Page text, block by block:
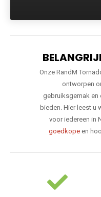
Onze RandM
ontworpen
gebruiksgemak en
bieden. Hier leest u
voor iedereen in
goedkopeen